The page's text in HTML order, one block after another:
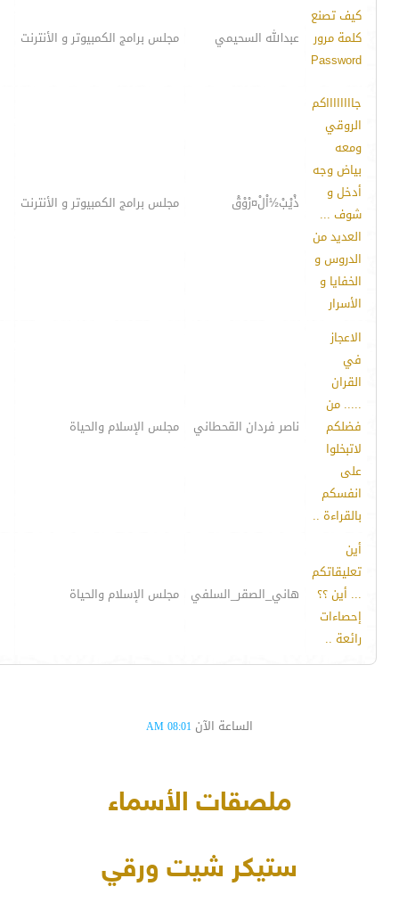
كيف تصنع
كلمة مرور
Password
عبدالله السحيمي مجلس برامج الكمبيوتر و الأنترنت
جااااااااكم
الروقي
ومعه
بياض وجه
أدخل و
شوف ...
العديد من
الدروس و
الخفايا و
الأسرار
ذْيْبْ½اْلْ¤رْوْقْ مجلس برامج الكمبيوتر و الأنترنت
الاعجاز
في
القران
..... من
فضلكم
لاتبخلوا
على
انفسكم
بالقراءة ..
ناصر فردان القحطاني مجلس الإسلام والحياة
أين
تعليقاتكم
... أين ؟؟
إحصاءات
رائعة ..
هاني_الصقر_السلفي مجلس الإسلام والحياة
الساعة الآن 08:01 AM
ملصقات الأسماء
ستيكر شيت ورقي